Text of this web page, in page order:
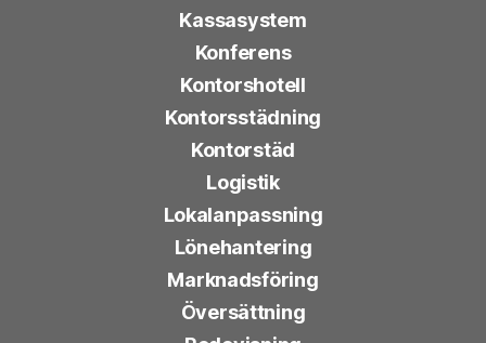
Kassasystem
Konferens
Kontorshotell
Kontorsstädning
Kontorstäd
Logistik
Lokalanpassning
Lönehantering
Marknadsföring
Översättning